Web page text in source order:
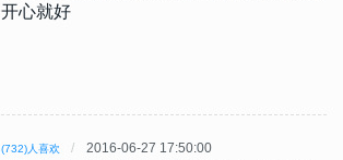
开心就好
(732)人喜欢 2016-06-27 17:50:00